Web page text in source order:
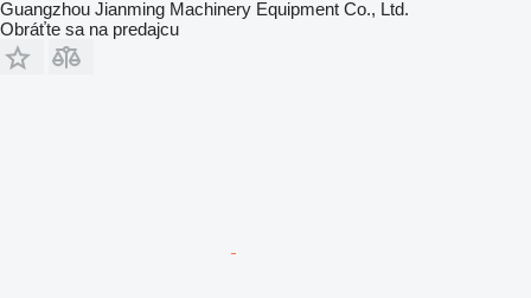
Guangzhou Jianming Machinery Equipment Co., Ltd.
Obráťte sa na predajcu